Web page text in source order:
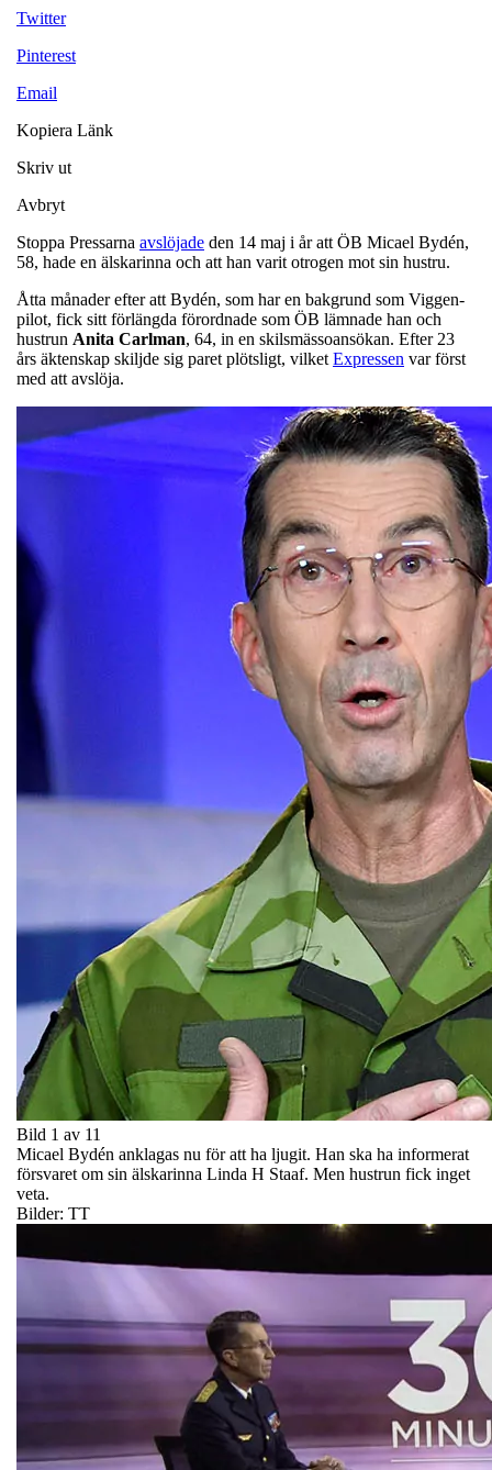
Twitter
Pinterest
Email
Kopiera Länk
Skriv ut
Avbryt
Stoppa Pressarna avslöjade den 14 maj i år att ÖB Micael Bydén,
58, hade en älskarinna och att han varit otrogen mot sin hustru.
Åtta månader efter att Bydén, som har en bakgrund som Viggen-
pilot, fick sitt förlängda förordnade som ÖB lämnade han och
hustrun Anita Carlman, 64, in en skilsmässoansökan. Efter 23
års äktenskap skiljde sig paret plötsligt, vilket Expressen var först
med att avslöja.
Bild 1 av 11
Micael Bydén anklagas nu för att ha ljugit. Han ska ha informerat
försvaret om sin älskarinna Linda H Staaf. Men hustrun fick inget
veta.
Bilder: TT